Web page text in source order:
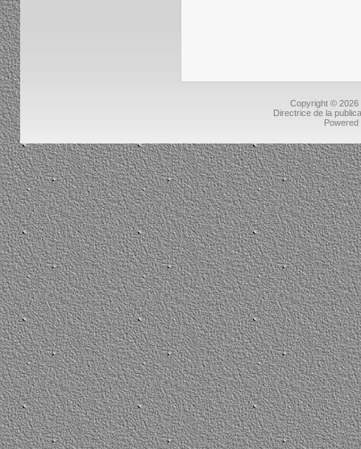
Copyright © 2026
Directrice de la